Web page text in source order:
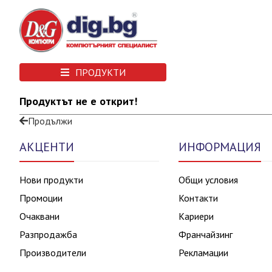
ПРОДУКТИ
Продуктът не е открит!
Продължи
АКЦЕНТИ
Нови продукти
Промоции
Очаквани
Разпродажба
Производители
ИНФОРМАЦИЯ
Общи условия
Контакти
Кариери
Франчайзинг
Рекламации